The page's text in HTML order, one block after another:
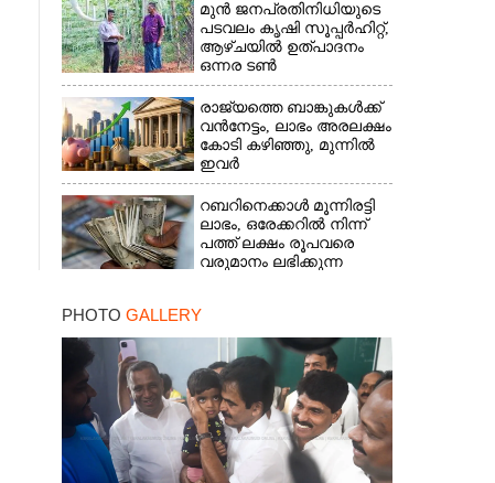
മുൻ ജനപ്രതിനിധിയുടെ
പടവലം കൃഷി സൂപ്പർഹിറ്റ്,​
ആഴ്ചയിൽ ഉത്പാദനം
ഒന്നര ടൺ
രാജ്യത്തെ ബാങ്കുകൾക്ക്
വൻനേട്ടം,​ ലാഭം അരലക്ഷം
കോടി കഴിഞ്ഞു,​ മുന്നിൽ
ഇവർ
റബറിനെക്കാൾ മൂന്നിരട്ടി
ലാഭം,​ ഒരേക്കറിൽ നിന്ന്
പത്ത് ലക്ഷം രൂപവരെ
വരുമാനം ലഭിക്കുന്ന
PHOTO GALLERY